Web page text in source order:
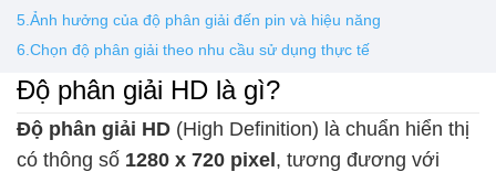
5.Ảnh hưởng của độ phân giải đến pin và hiệu năng
6.Chọn độ phân giải theo nhu cầu sử dụng thực tế
Độ phân giải HD là gì?
Độ phân giải HD (High Definition) là chuẩn hiển thị
có thông số 1280 x 720 pixel, tương đương với